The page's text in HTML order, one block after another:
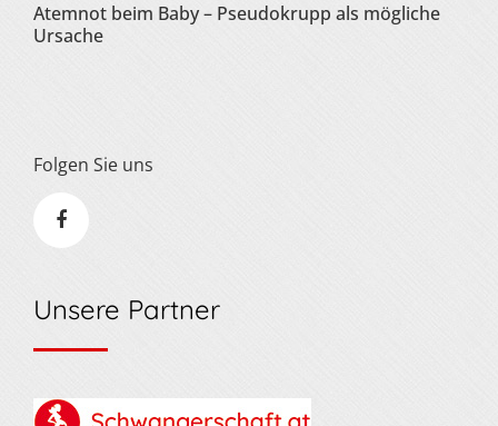
Atemnot beim Baby – Pseudokrupp als mögliche
Ursache
Folgen Sie uns
Unsere Partner